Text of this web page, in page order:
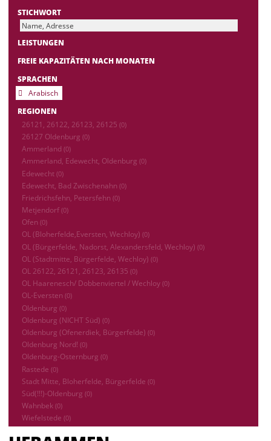
STICHWORT
LEISTUNGEN
FREIE KAPAZITÄTEN NACH MONATEN
SPRACHEN
Arabisch
REGIONEN
26121, 26122, 26123, 26125 (0)
26127 Oldenburg (0)
Ammerland (0)
Ammerland, Edewecht, Oldenburg (0)
Edewecht (0)
Edewecht, Bad Zwischenahn (0)
Friedrichsfehn, Petersfehn (0)
Metjendorf (0)
Ofen (0)
OL (Bloherfelde,Eversten, Wechloy) (0)
OL (Bürgerfelde, Nadorst, Alexandersfeld, Wechloy) (0)
OL (Stadtmitte, Bürgerfelde, Wechloy) (0)
OL 26122, 26121, 26123, 26135 (0)
OL Haarenesch/ Dobbenviertel / Wechloy (0)
OL-Eversten (0)
Oldenburg (0)
Oldenburg (NICHT Süd) (0)
Oldenburg (Ofenerdiek, Bürgerfelde) (0)
Oldenburg Nord! (0)
Oldenburg-Osternburg (0)
Rastede (0)
Stadt Mitte, Bloherfelde, Bürgerfelde (0)
Süd(!!!)-Oldenburg (0)
Wahnbek (0)
Wiefelstede (0)